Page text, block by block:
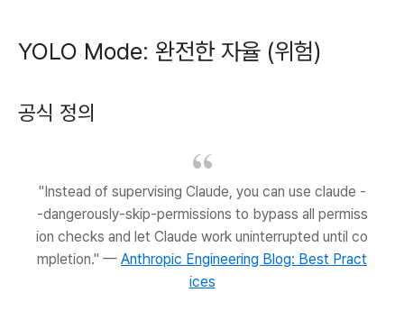
YOLO Mode: 완전한 자율 (위험)
공식 정의
"Instead of supervising Claude, you can use claude -
-dangerously-skip-permissions to bypass all permiss
ion checks and let Claude work uninterrupted until co
mpletion." — Anthropic Engineering Blog: Best Pract
ices